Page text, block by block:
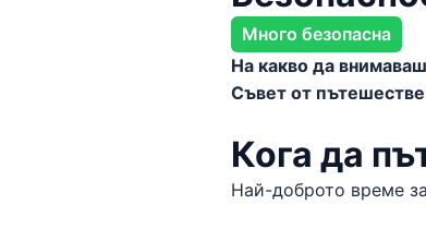
Много безопасна
На какво да
Съвет от
Кога да
Най-доброто време